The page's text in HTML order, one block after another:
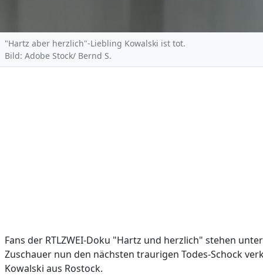
"Hartz aber herzlich"-Liebling Kowalski ist tot.
Bild: Adobe Stock/ Bernd S.
Fans der RTLZWEI-Doku "Hartz und herzlich" stehen
Zuschauer nun den nächsten traurigen Todes-Schock
Kowalski aus Rostock.